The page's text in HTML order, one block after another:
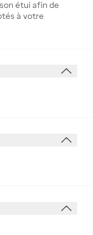
étui afin de
à votre